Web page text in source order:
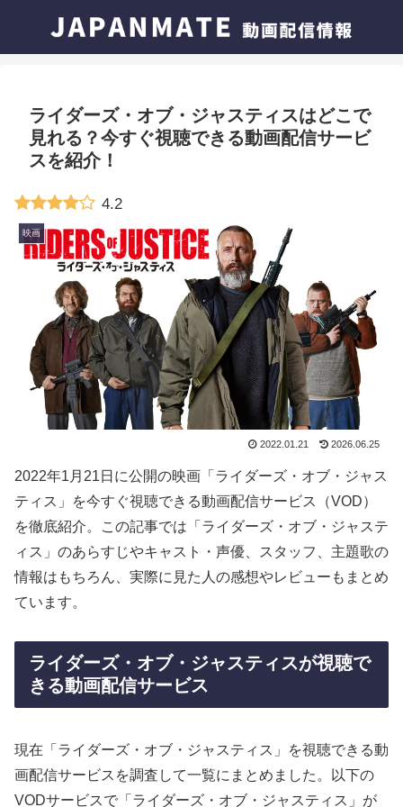
ライダーズ・オブ・ジャスティスはどこで
見れる？今すぐ視聴できる動画配信サービ
スを紹介！
4.2
映画
2022.01.21 2026.06.25
2022年1月21日に公開の映画「ライダーズ・オブ・ジャス
ティス」を今すぐ視聴できる動画配信サービス（VOD）
を徹底紹介。この記事では「ライダーズ・オブ・ジャステ
ィス」のあらすじやキャスト・声優、スタッフ、主題歌の
情報はもちろん、実際に見た人の感想やレビューもまとめ
ています。
ライダーズ・オブ・ジャスティスが視聴で
きる動画配信サービス
現在「ライダーズ・オブ・ジャスティス」を視聴できる動
画配信サービスを調査して一覧にまとめました。以下の
VODサービスで「ライダーズ・オブ・ジャスティス」が